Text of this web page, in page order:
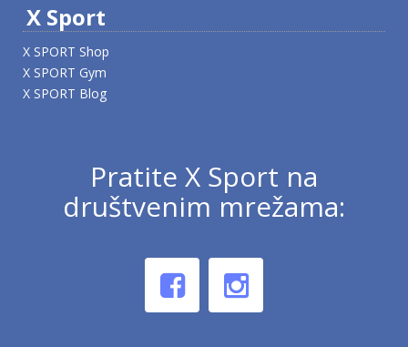
X Sport
X SPORT Shop
X SPORT Gym
X SPORT Blog
Pratite X Sport na
društvenim mrežama: